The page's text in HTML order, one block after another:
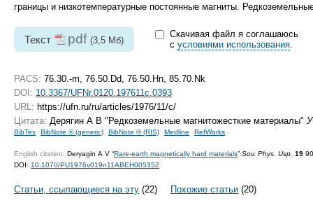
границы и низкотемпературные постоянные магниты.
Текст pdf (3,5 Мб)
Скачивая файл я соглашаюсь
с условиями использования.
PACS: 76.30.-m, 76.50.Dd, 76.50.Hn, 85.70.Nk
DOI: 10.3367/UFNr.0120.197611c.0393
URL: https://ufn.ru/ru/articles/1976/11/c/
Цитата: Дерягин А В "Редкоземельные магнитожесткие материалы"
BibTex BibNote ® (generic) BibNote ® (RIS) Medline RefWorks
English citation: Deryagin A V “Rare-earth magnetically hard materials” Sov. Phys. Usp. 19
DOI: 10.1070/PU1976v019n11ABEH005352
Статьи, ссылающиеся на эту (22) Похожие статьи (20)